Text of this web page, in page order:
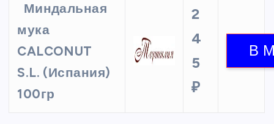
Миндальная
мука
CALCONUT
S.L. (Испания)
100гр
2
4
5
₽